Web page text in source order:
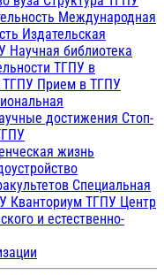
Международная
Издательская
Научная библиотека
ТГПУ в
ТГПУ Прием в ТГПУ
достижения Стоп-
жизнь
Специальная
Кванториум ТГПУ Центр
и естественно-